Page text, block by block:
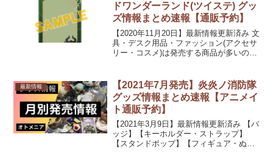
ドワンダーランド(ツイステ) グッ
ズ情報まとめ速報【通販予約】
【2020年11月20日】最新情報更新済み 文
具・デスク用品・ファッション(アクセサ
リー・コスメ)は発売する商品が多いので
テッドワンダーランド フォトジェニック
キーホ...
最新情報
【2021年7月発売】炎炎ノ消防隊
グッズ情報まとめ速報【アニメイ
ト通販予約】
【2021年3月9日】最新情報更新済み 【バ
ッジ】【キーホルダー・ストラップ】
【スタンドポップ】【フィギュア・ぬい